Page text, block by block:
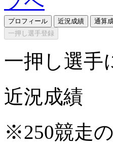
プロフィール 近況成績
通算
一押し選手登録
一押し選手
近況成績
※250競走